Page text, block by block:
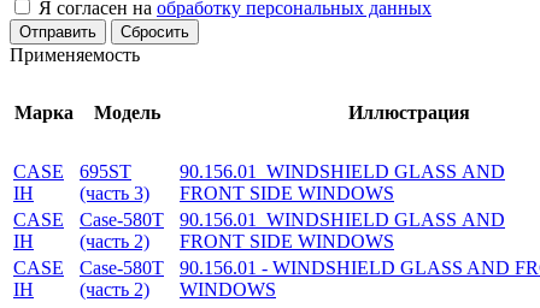
Я согласен на обработку персональных данных
Сбросить
Применяемость
Марка Модель Иллюстрация
CASE
IH
695ST
(часть 3)
90.156.01 ­ WINDSHIELD GLASS AND
FRONT SIDE WINDOWS
CASE
IH
Case-580T
(часть 2)
90.156.01 ­ WINDSHIELD GLASS AND
FRONT SIDE WINDOWS
CASE
IH
Case-580T
(часть 2)
90.156.01 - WINDSHIELD GLASS AND
WINDOWS